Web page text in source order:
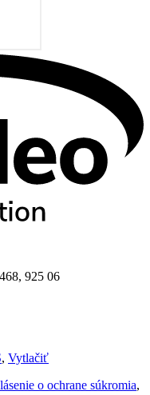
925 06
, Vytlačiť
o ochrane súkromia,